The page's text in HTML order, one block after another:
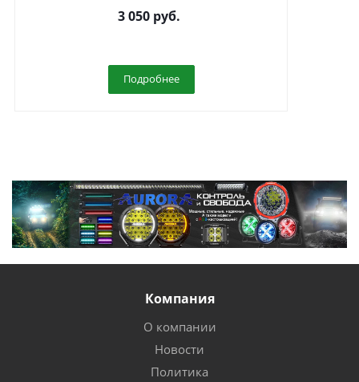
Кронштейны РИФ для крепления домкрата HI-
Lift(к-т 2шт)
3 050руб.
Подробнее
Компания
О компании
Новости
Политика